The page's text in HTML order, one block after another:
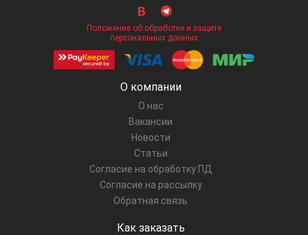
Положение об обработке и защите
персональных данных
О компании
О нас
Вакансии
Новости
Статьи
Согласие на обработку ПД
Согласие на рассылку
Обратная связь
Как заказать